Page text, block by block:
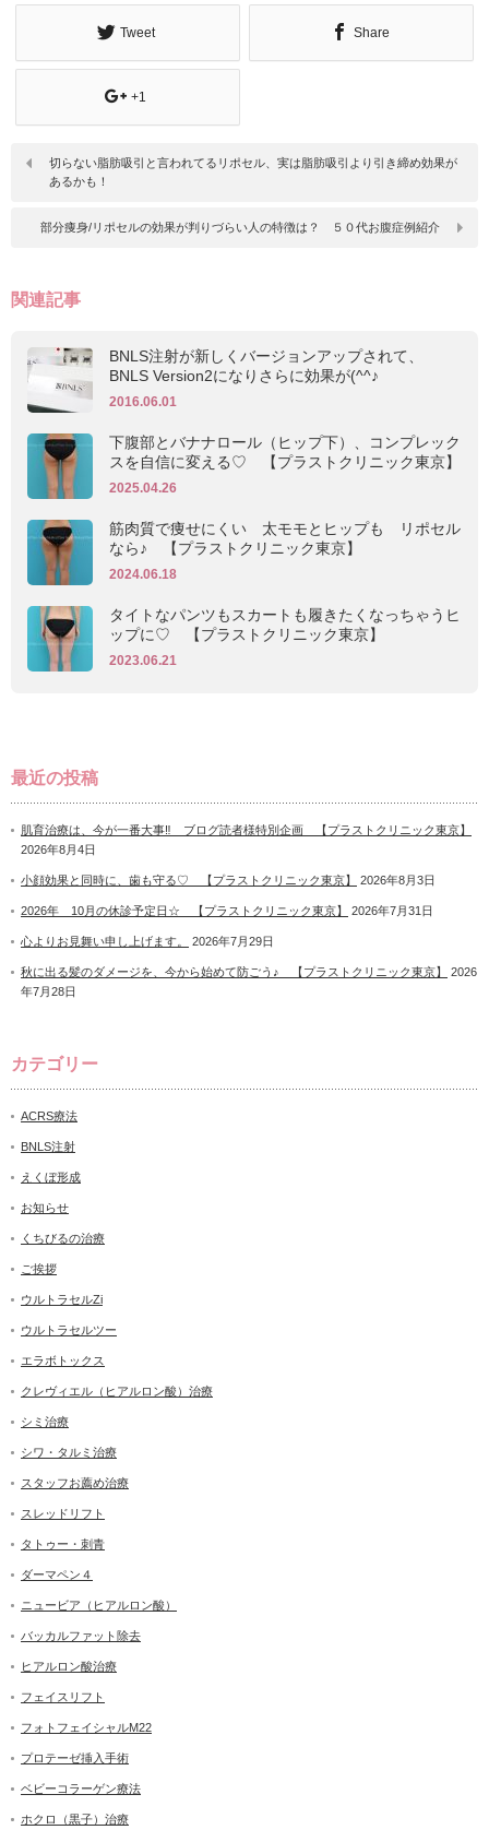
Tweet Share
+1
切らない脂肪吸引と言われてるリポセル、実は脂肪吸引より引き締め効果が
あるかも！
部分痩身/リポセルの効果が判りづらい人の特徴は？ ５０代お腹症例紹介
関連記事
BNLS注射が新しくバージョンアップされて、
BNLS Version2になりさらに効果が(^^♪
2016.06.01
下腹部とバナナロール（ヒップ下）、コンプレック
スを自信に変える♡ 【プラストクリニック東京】
2025.04.26
筋肉質で痩せにくい 太モモとヒップも リポセル
なら♪ 【プラストクリニック東京】
2024.06.18
タイトなパンツもスカートも履きたくなっちゃうヒ
ップに♡ 【プラストクリニック東京】
2023.06.21
最近の投稿
肌育治療は、今が一番大事‼ ブログ読者様特別企画 【プラストクリニック東京】
2026年8月4日
小顔効果と同時に、歯も守る♡ 【プラストクリニック東京】 2026年8月3日
2026年 10月の休診予定日☆ 【プラストクリニック東京】 2026年7月31日
心よりお見舞い申し上げます。 2026年7月29日
秋に出る髪のダメージを、今から始めて防ごう♪ 【プラストクリニック東京】
2026
年7月28日
カテゴリー
ACRS療法
BNLS注射
えくぼ形成
お知らせ
くちびるの治療
ご挨拶
ウルトラセルZi
ウルトラセルツー
エラボトックス
クレヴィエル（ヒアルロン酸）治療
シミ治療
シワ・タルミ治療
スタッフお薦め治療
スレッドリフト
タトゥー・刺青
ダーマペン４
ニュービア（ヒアルロン酸）
バッカルファット除去
ヒアルロン酸治療
フェイスリフト
フォトフェイシャルM22
プロテーゼ挿入手術
ベビーコラーゲン療法
ホクロ（黒子）治療